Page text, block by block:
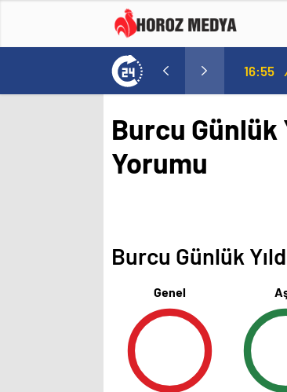
16:55
Burcu Günlük
Yorumu
Burcu Günlük
Genel